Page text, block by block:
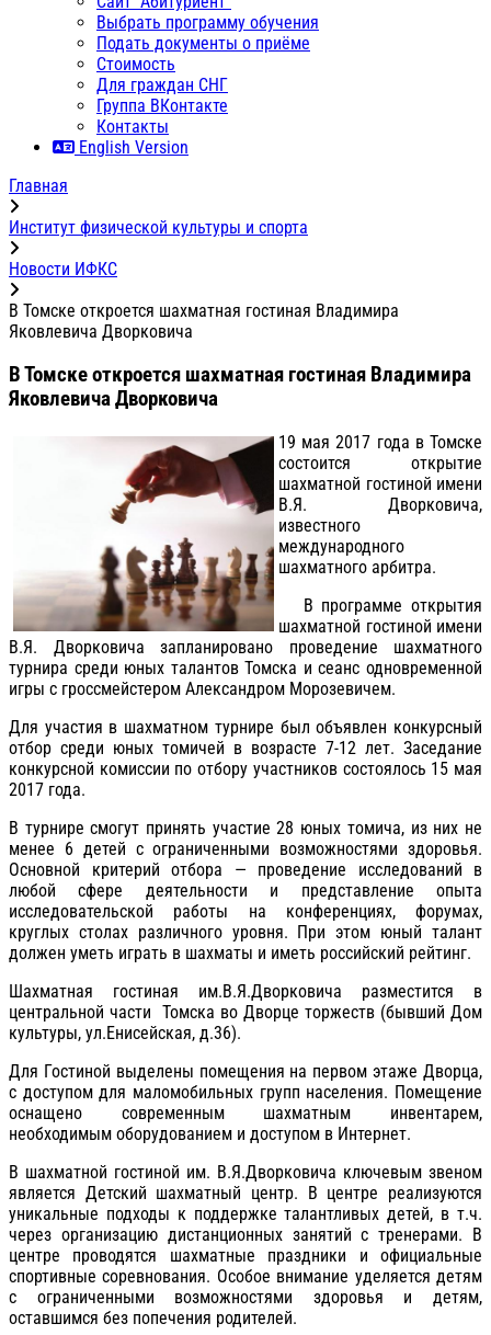
Выбрать программу обучения
Подать документы о приёме
Стоимость
Для граждан СНГ
Группа ВКонтакте
Контакты
English Version
Главная
Институт физической культуры и спорта
Новости ИФКС
В Томске откроется шахматная гостиная Владимира
Яковлевича Дворковича
В Томске откроется шахматная гостиная Владимира
Яковлевича Дворковича
19 мая 2017 года в Томске
состоится открытие
шахматной гостиной имени
В.Я. Дворковича,
известного
международного
шахматного арбитра.
В программе открытия
шахматной гостиной имени
В.Я. Дворковича запланировано проведение шахматного
турнира среди юных талантов Томска и сеанс одновременной
игры с гроссмейстером Александром Морозевичем.
Для участия в шахматном турнире был объявлен конкурсный
отбор среди юных томичей в возрасте 7-12 лет. Заседание
конкурсной комиссии по отбору участников состоялось 15 мая
2017 года.
В турнире смогут принять участие 28 юных томича, из них не
менее 6 детей с ограниченными возможностями здоровья.
Основной критерий отбора — проведение исследований в
любой сфере деятельности и представление опыта
исследовательской работы на конференциях, форумах,
круглых столах различного уровня. При этом юный талант
должен уметь играть в шахматы и иметь российский рейтинг.
Шахматная гостиная им.В.Я.Дворковича разместится в
центральной части Томска во Дворце торжеств (бывший Дом
культуры, ул.Енисейская, д.36).
Для Гостиной выделены помещения на первом этаже Дворца,
с доступом для маломобильных групп населения. Помещение
оснащено современным шахматным инвентарем,
необходимым оборудованием и доступом в Интернет.
В шахматной гостиной им. В.Я.Дворковича ключевым звеном
является Детский шахматный центр. В центре реализуются
уникальные подходы к поддержке талантливых детей, в т.ч.
через организацию дистанционных занятий с тренерами. В
центре проводятся шахматные праздники и официальные
спортивные соревнования. Особое внимание уделяется детям
с ограниченными возможностями здоровья и детям,
оставшимся без попечения родителей.